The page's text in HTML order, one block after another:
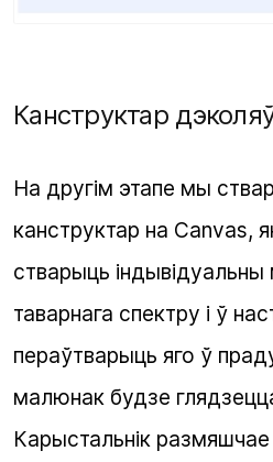
Канструктар
На другім этапе мы
канструктар на Canvas,
стварыць
таварнага спектру і ў
пераўтварыць яго ў
малюнак будзе
Карыстальнік